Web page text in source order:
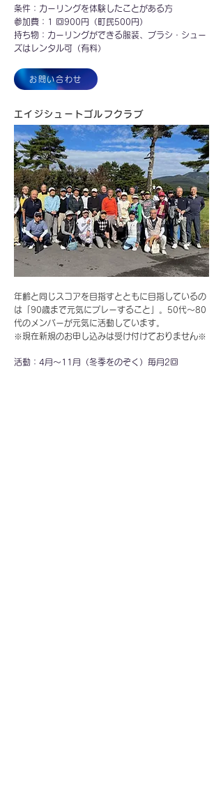
条件：カーリングを体験したことがある方
​参加費：1 回900円（町民500円）
持ち物：カーリングができる服装、ブラシ・シュー
ズはレンタル可（有料）​
お問い合わせ
エイジシュートゴルフクラブ
年齢と同じスコアを目指すとともに目指しているの
は「90歳まで元気にプレーすること」。50代～80
代のメンバーが元気に活動しています。
​※現在新規のお申し込みは受け付けておりません※
活動：4月～11月（冬季をのぞく）毎月2回